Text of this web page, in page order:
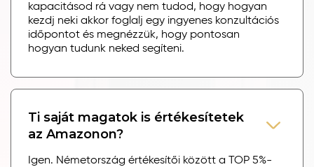
kapacitásod rá vagy nem tudod, hogy hogyan
kezdj neki akkor foglalj egy ingyenes konzultációs
időpontot és megnézzük, hogy pontosan
hogyan tudunk neked segíteni.
Ti saját magatok is értékesítetek
az Amazonon?
Igen. Németország értékesítői között a TOP 5%-